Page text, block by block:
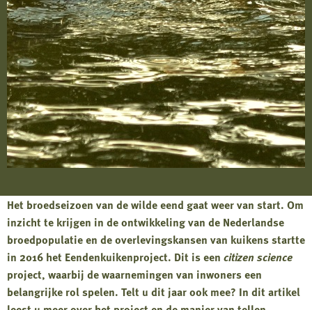
Het broedseizoen van de wilde eend gaat weer van start. Om
inzicht te krijgen in de ontwikkeling van de Nederlandse
broedpopulatie en de overlevingskansen van kuikens startte
in 2016 het Eendenkuikenproject. Dit is een citizen science
project, waarbij de waarnemingen van inwoners een
belangrijke rol spelen. Telt u dit jaar ook mee? In dit artikel